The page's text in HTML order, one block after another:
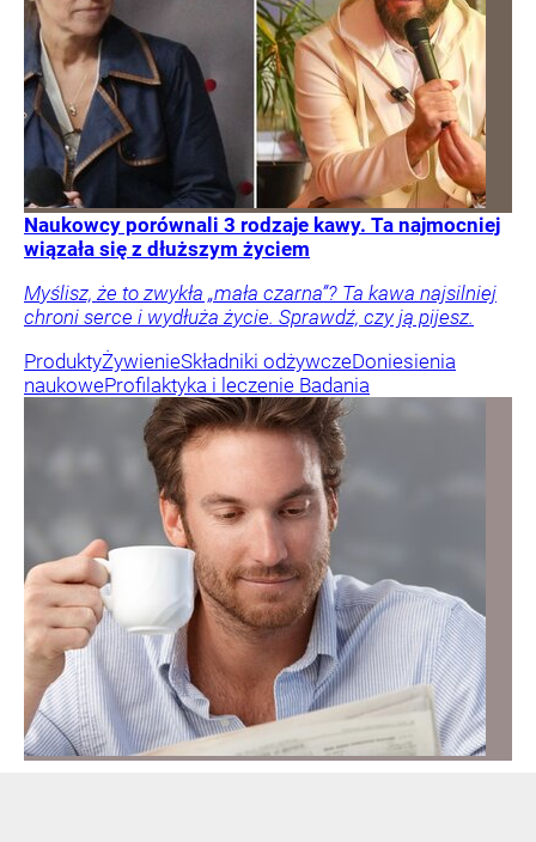
Naukowcy porównali 3 rodzaje kawy. Ta najmocniej
wiązała się z dłuższym życiem
Myślisz, że to zwykła „mała czarna”? Ta kawa najsilniej
chroni serce i wydłuża życie. Sprawdź, czy ją pijesz.
ProduktyŻywienieSkładniki odżywczeDoniesienia
naukoweProfilaktyka i leczenie Badania